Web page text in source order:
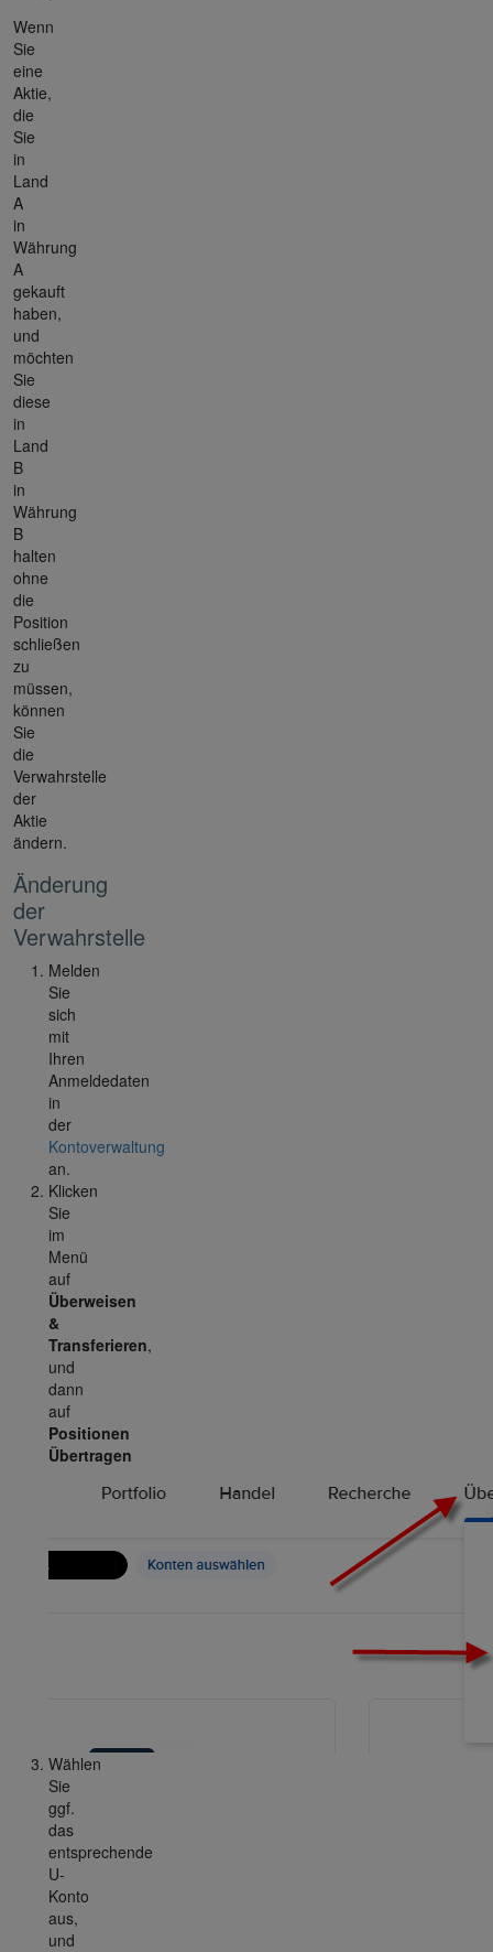
Wenn
Sie
eine
Aktie,
die
Sie
in
Land
A
in
Währung
A
gekauft
haben,
und
möchten
Sie
diese
in
Land
B
in
Währung
B
halten
ohne
die
Position
schließen
zu
müssen,
können
Sie
die
Verwahrstelle
der
Aktie
ändern.
Änderung
der
Verwahrstelle
Melden
Sie
sich
mit
Ihren
Anmeldedaten
in
der
Kontoverwaltung
an.
Klicken
Sie
im
Menü
auf
Überweisen
&
Transferieren,
und
dann
auf
Positionen
Übertragen
Wählen
Sie
ggf.
das
entsprechende
U-
Konto
aus,
und